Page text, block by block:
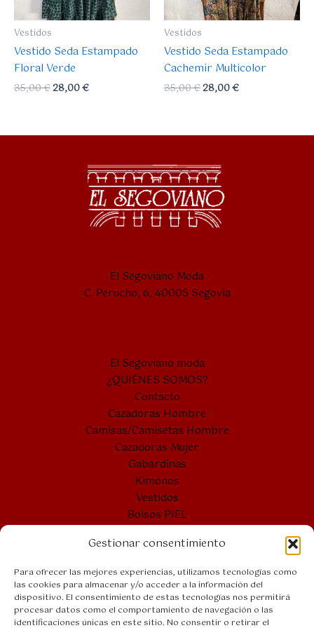
Gestionar consentimiento
Para ofrecer las mejores experiencias, utilizamos tecnologías como
las cookies para almacenar y/o acceder a la información del
dispositivo. El consentimiento de estas tecnologías nos permitirá
procesar datos como el comportamiento de navegación o las
identificaciones únicas en este sitio. No consentir o retirar el
Vestidos
Vestido Seda Estampado
Floral Verde
35,00€28,00€
Vestidos
Vestido Seda Estampado
Cachemir Multicolor
35,00€28,00€
El Segoviano Moda
C. Perucho, 6, 40005 Segovia
El Segoviano moda
¿QUIÉNES SOMOS?
Contacto
Cazadoras Hombre
Camisas/Camisetas Hombre
Cazadoras Mujer
Gabardinas
Kimonos
Vestidos
Bolsos PIEL
Bolsones
Bolsos VERANO
Bolsos PIEL